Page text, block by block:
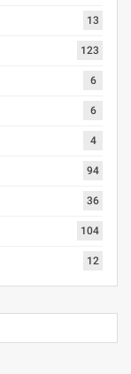
13
123
6
6
4
94
36
104
12